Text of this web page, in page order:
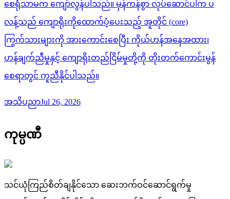
စေရုံသာမက ကျော်လွန်ပါသည်။ မှန်ကန်စွာ လုပ်ဆောင်ပါက ပ
လန့်သည် ကျောရိုးကိုထောက်ပံ့ပေးသည့် အူတိုင် (core)
ကြွက်သားများကို အားကောင်းစေပြီး ကိုယ်ဟန်အနေအထား၊
ဟန်ချက်ညီမှုနှင့် ကျောရိုးတည်ငြိမ်မှုတို့ကို တိုးတက်ကောင်းမွန်
စေရာတွင် ကူညီနိုင်ပါသည်။
အသိပညာJul 26, 2026
ကုမ္ပဏီ
သင်ယုံကြည်စိတ်ချနိုင်သော ဆေးဘက်ဝင်ဆောင်ရွက်မှု